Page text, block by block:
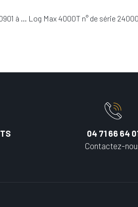
à … Log Max 4000T n° de série
04 71 66 64
Contactez-